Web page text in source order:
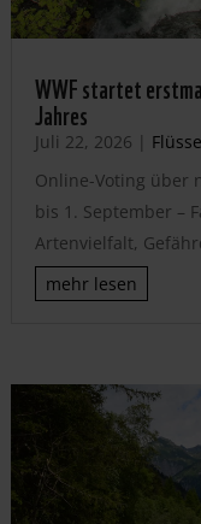
WWF startet
Jahres
Juli 22, 2026 | Flüsse
Online-Voting über
bis 1. September –
Artenvielfalt,
mehr lesen